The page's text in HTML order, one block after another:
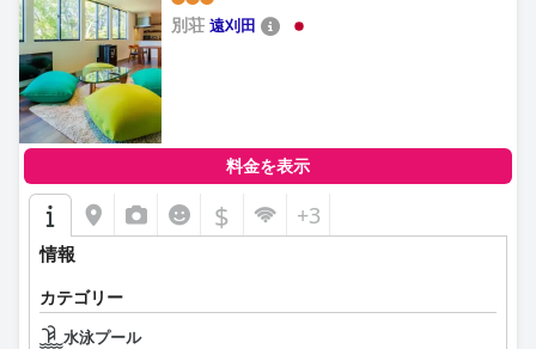
別荘 遠刈田
料金を表示
$ +3
情報
カテゴリー
水泳プール